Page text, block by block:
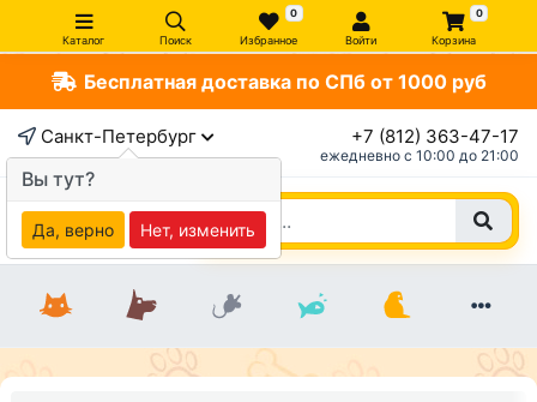
Каталог Поиск
0
Избранное Войти
0
Корзина
Бесплатная доставка по СПб от 1000 руб
Санкт-Петербург +7 (812) 363-47-17
ежедневно c 10:00 до 21:00
Вы тут?
Да, верно Нет, изменить